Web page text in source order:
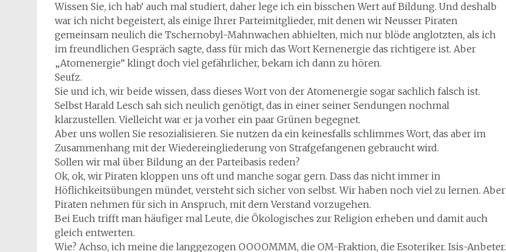
Wissen Sie, ich hab‘ auch mal studiert, daher lege ich ein bisschen Wert auf Bildung. Und deshalb
war ich nicht begeistert, als einige Ihrer Parteimitglieder, mit denen wir Neusser Piraten
gemeinsam neulich die Tschernobyl-Mahnwachen abhielten, mich nur blöde anglotzten, als ich
im freundlichen Gespräch sagte, dass für mich das Wort Kernenergie das richtigere ist. Aber
„Atomenergie“ klingt doch viel gefährlicher, bekam ich dann zu hören.
Seufz.
Sie und ich, wir beide wissen, dass dieses Wort von der Atomenergie sogar sachlich falsch ist.
Selbst Harald Lesch sah sich neulich genötigt, das in einer seiner Sendungen nochmal
klarzustellen. Vielleicht war er ja vorher ein paar Grünen begegnet.
Aber uns wollen Sie resozialisieren. Sie nutzen da ein keinesfalls schlimmes Wort, das aber im
Zusammenhang mit der Wiedereingliederung von Strafgefangenen gebraucht wird.
Sollen wir mal über Bildung an der Parteibasis reden?
Ok, ok, wir Piraten kloppen uns oft und manche sogar gern. Dass das nicht immer in
Höflichkeitsübungen mündet, versteht sich sicher von selbst. Wir haben noch viel zu lernen. Aber
Piraten nehmen für sich in Anspruch, mit dem Verstand vorzugehen.
Bei Euch trifft man häufiger mal Leute, die Ökologisches zur Religion erheben und damit auch
gleich entwerten.
Wie? Achso, ich meine die langgezogen OOOOMMM, die OM-Fraktion, die Esoteriker. Isis-Anbeter.